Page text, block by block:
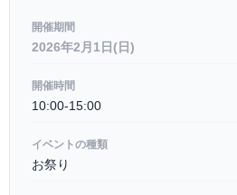
開催期間
2026年2月1日(日)
開催時間
10:00-15:00
イベントの種類
お祭り